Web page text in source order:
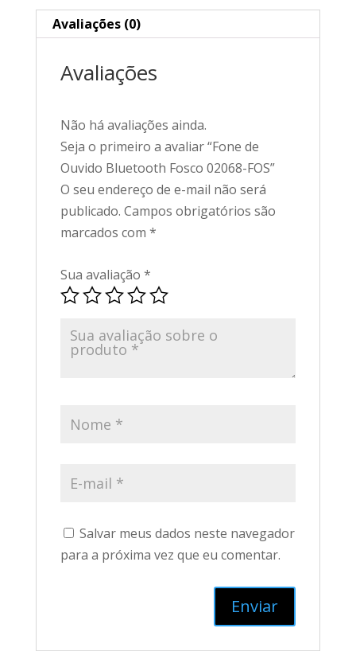
Avaliações (0)
Avaliações
Não há avaliações ainda.
Seja o primeiro a avaliar “Fone de
Ouvido Bluetooth Fosco 02068-FOS”
O seu endereço de e-mail não será
publicado. Campos obrigatórios são
marcados com *
Sua avaliação *
Salvar meus dados neste navegador
para a próxima vez que eu comentar.